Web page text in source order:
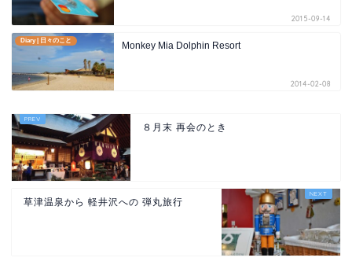
2015-09-14
Diary | 日々のこと Monkey Mia Dolphin Resort
2014-02-08
８月末 再会のとき
草津温泉から 軽井沢への 弾丸旅行